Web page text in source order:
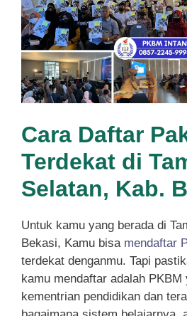
Cara Daftar
Terdekat di
Selatan, Kab.
Untuk kamu yang berada di
Bekasi, Kamu bisa mendaftar
terdekat denganmu. Tapi
kamu mendaftar adalah
kementrian pendidikan dan